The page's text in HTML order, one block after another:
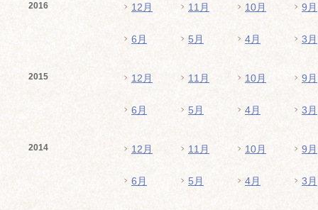
2016 12月 11月 10月 9月
6月 5月 4月 3月
2015 12月 11月 10月 9月
6月 5月 4月 3月
2014 12月 11月 10月 9月
6月 5月 4月 3月